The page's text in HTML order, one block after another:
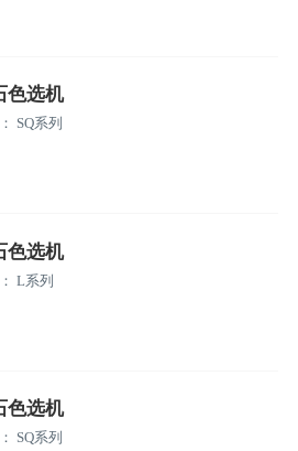
色选机
SQ系列
色选机
L系列
色选机
SQ系列